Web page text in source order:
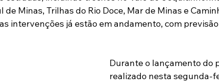
de Minas, Trilhas do Rio Doce, Mar de Minas e
intervenções já estão em andamento, com
Durante o lançamento do
realizado nesta segunda-